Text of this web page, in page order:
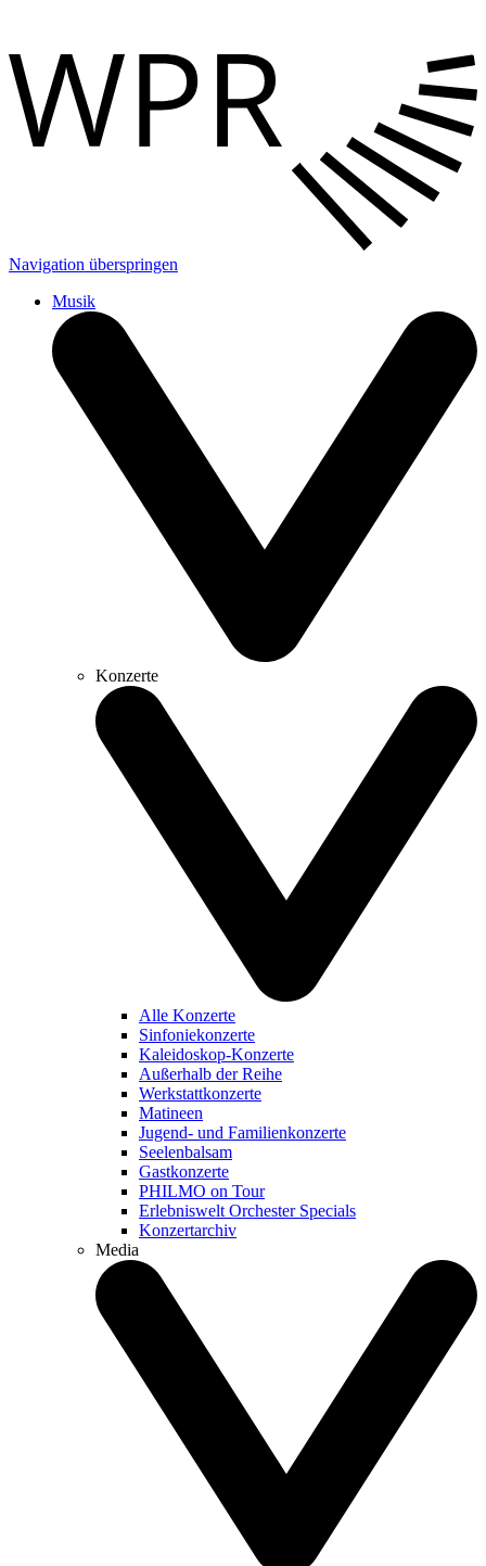
Navigation überspringen
Musik
Konzerte
Alle Konzerte
Sinfoniekonzerte
Kaleidoskop-Konzerte
Außerhalb der Reihe
Werkstattkonzerte
Matineen
Jugend- und Familienkonzerte
Seelenbalsam
Gastkonzerte
PHILMO on Tour
Erlebniswelt Orchester Specials
Konzertarchiv
Media